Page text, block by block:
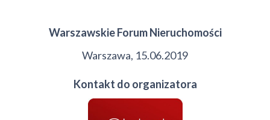
Warszawskie Forum Nieruchomości
Warszawa, 15.06.2019
Kontakt do organizatora